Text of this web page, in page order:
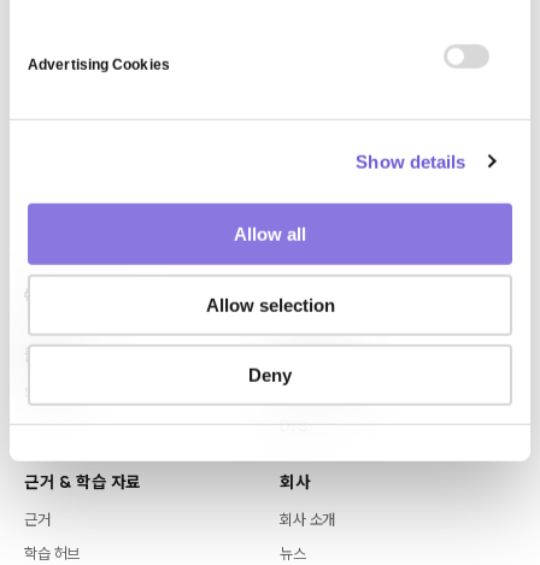
Advertising Cookies
Show details
Allow all
Allow selection
Deny
플랫폼 핵심 역량
LLM Capsule
DTS
근거 & 학습 자료
근거
학습 허브
회사
회사 소개
뉴스